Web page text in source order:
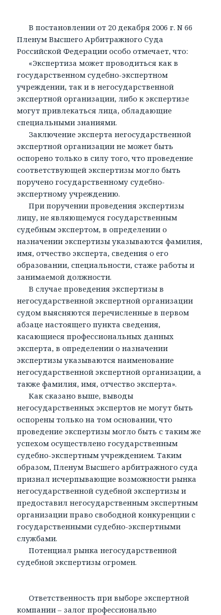
В постановлении от 20 декабря 2006 г. N 66
Пленум Высшего Арбитражного Суда
Российской Федерации особо отмечает, что:
«Экспертиза может проводиться как в
государственном судебно-экспертном
учреждении, так и в негосударственной
экспертной организации, либо к экспертизе
могут привлекаться лица, обладающие
специальными знаниями.
Заключение эксперта негосударственной
экспертной организации не может быть
оспорено только в силу того, что проведение
соответствующей экспертизы могло быть
поручено государственному судебно-
экспертному учреждению.
При поручении проведения экспертизы
лицу, не являющемуся государственным
судебным экспертом, в определении о
назначении экспертизы указываются фамилия,
имя, отчество эксперта, сведения о его
образовании, специальности, стаже работы и
занимаемой должности.
В случае проведения экспертизы в
негосударственной экспертной организации
судом выясняются перечисленные в первом
абзаце настоящего пункта сведения,
касающиеся профессиональных данных
эксперта, в определении о назначении
экспертизы указываются наименование
негосударственной экспертной организации, а
также фамилия, имя, отчество эксперта».
Как сказано выше, выводы
негосударственных экспертов не могут быть
оспорены только на том основании, что
проведение экспертизы могло быть с таким же
успехом осуществлено государственным
судебно-экспертным учреждением. Таким
образом, Пленум Высшего арбитражного суда
признал исчерпывающие возможности рынка
негосударственной судебной экспертизы и
предоставил негосударственным экспертным
организации право свободной конкуренции с
государственными судебно-экспертными
службами.
Потенциал рынка негосударственной
судебной экспертизы огромен.
Ответственность при выборе экспертной
компании – залог профессионально